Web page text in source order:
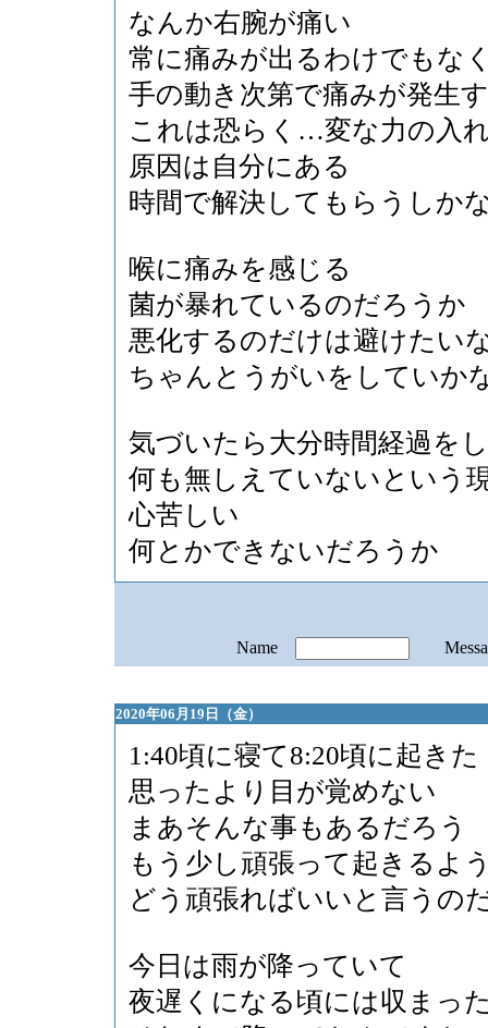
なんか右腕が痛い
常に痛みが出るわけでもな
手の動き次第で痛みが発生
これは恐らく…変な力の入
原因は自分にある
時間で解決してもらうしか
喉に痛みを感じる
菌が暴れているのだろうか
悪化するのだけは避けたい
ちゃんとうがいをしていか
気づいたら大分時間経過を
何も無しえていないという
心苦しい
何とかできないだろうか
Name
2020年06月19日（金）
1:40頃に寝て8:20頃に起きた
思ったより目が覚めない
まあそんな事もあるだろう
もう少し頑張って起きるよ
どう頑張ればいいと言うの
今日は雨が降っていて
夜遅くになる頃には収まっ